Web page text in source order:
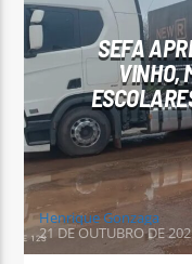
Arara
SEFA
VINHO,
Henrique Gonzaga
21 DE OUTUBRO DE